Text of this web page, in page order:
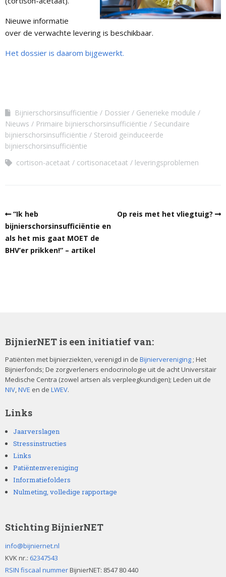
Nieuwe informatie
over de verwachte levering is beschikbaar.
Het dossier is daarom bijgewerkt.
Bijnierschorsinsufficientie Dossier
Generieke module
Nieuws
Primaire bijnierschorsinsufficiëntie
Secundaire
bijnierschorsinsufficiëntie
Steroid geïnduceerde
bijnierschorsinsufficiëntie
cortison-acetaat
cortisonacetaat leveringsproblemen
“Ik heb
bijnierschorsinsufficiëntie en
als het mis gaat MOET de
BHV’er prikken!” – artikel
Op reis met het vliegtuig?
BijnierNET is een initiatief van:
Patiënten met bijnierziekten, verenigd in de Bijniervereniging ; Het
Bijnierfonds; De zorgverleners endocrinologie uit de acht Universitair
Medische Centra (zowel artsen als verpleegkundigen); Leden uit de
NIV,NVE en de LWEV.
Links
Jaarverslagen
Stressinstructies
Links
Patiëntenvereniging
Informatiefolders
Nulmeting, volledige rapportage
Stichting BijnierNET
info@bijniernet.nl
KVK nr.: 62347543
RSIN fiscaal nummerBijnierNET: 8547 80 440